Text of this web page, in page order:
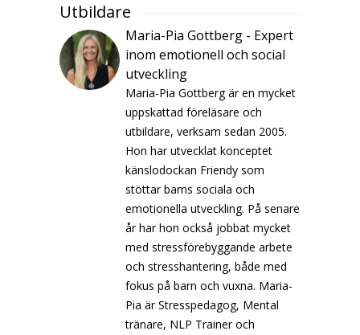
Utbildare
Maria-Pia Gottberg - Expert
inom emotionell och social
utveckling
Maria-Pia Gottberg är en mycket
uppskattad föreläsare och
utbildare, verksam sedan 2005.
Hon har utvecklat konceptet
känslodockan Friendy som
stöttar barns sociala och
emotionella utveckling. På senare
år har hon också jobbat mycket
med stressförebyggande arbete
och stresshantering, både med
fokus på barn och vuxna. Maria-
Pia är Stresspedagog, Mental
tränare, NLP Trainer och